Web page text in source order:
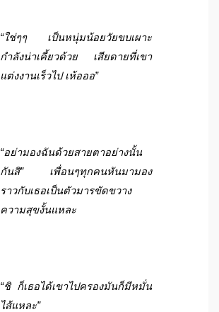
“ใช่ๆๆ เป็นหนุ่มน้อยวัยขบเผาะ
กำลังน่าเคี้ยวด้วย เสียดายที่เขา
แต่งงานเร็วไป เห้อออ”
“อย่ามองฉันด้วยสายตาอย่างนั้น
กันสิ” เพื่อนๆทุกคนหันมามอง
ราวกับเธอเป็นตัวมารขัดขวาง
ความสุขงั้นแหละ
“ชิ ก็เธอได้เขาไปครองมันก็มีหมั่น
ไส้แหละ”